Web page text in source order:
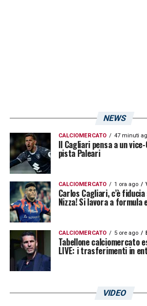
NEWS
CALCIOMERCATO 47 minuti
Il Cagliari pensa a un
pista Paleari
CALCIOMERCATO 1 ora ago
Carlos Cagliari, c’è
Nizza! Si lavora a formula
CALCIOMERCATO 5 ore ago
Tabellone calciomercato
LIVE: i trasferimenti in
VIDEO